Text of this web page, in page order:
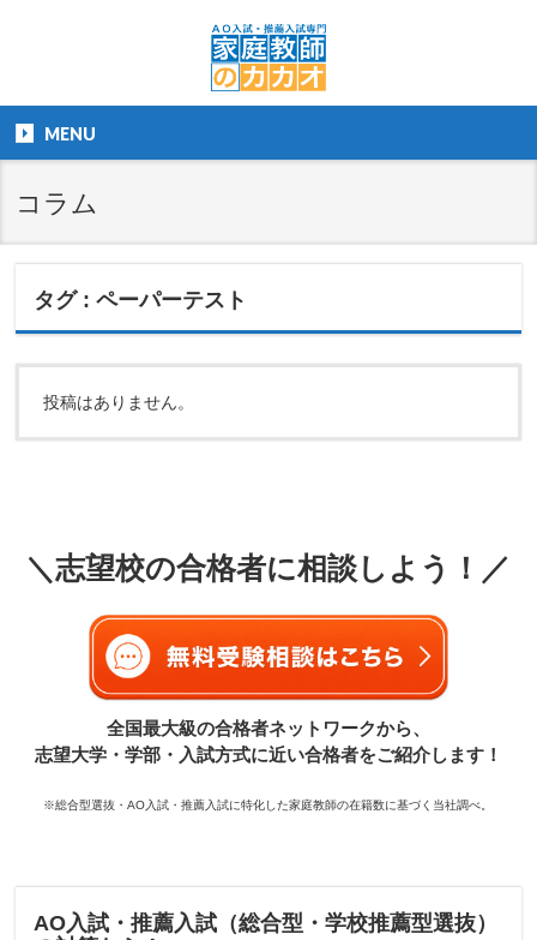
MENU
コラム
タグ : ペーパーテスト
投稿はありません。
＼志望校の合格者に相談しよう！／
全国最大級の合格者ネットワークから、
志望大学・学部・入試方式に近い合格者をご紹介します！
※総合型選抜・AO入試・推薦入試に特化した家庭教師の在籍数に基づく当社調べ。
AO入試・推薦入試（総合型・学校推薦型選抜）